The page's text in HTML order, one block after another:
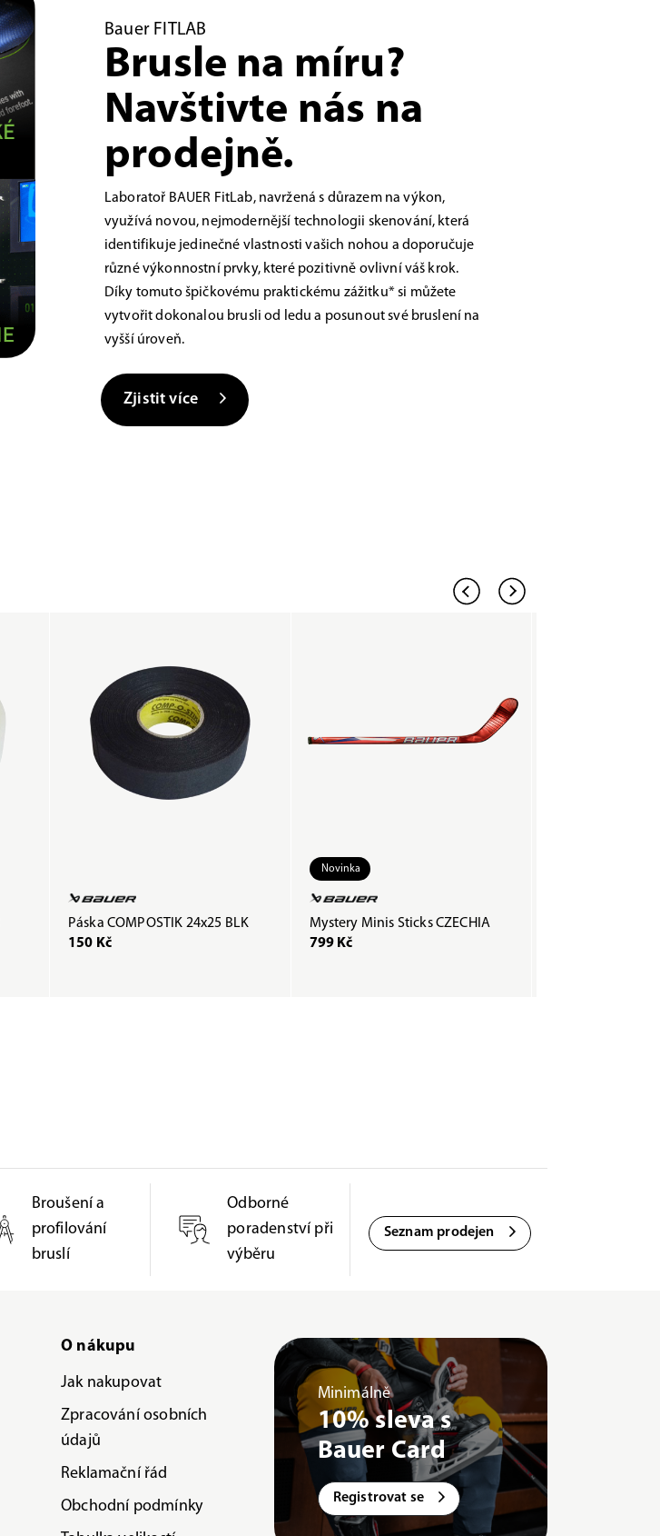
Bauer FITLAB
Brusle na míru?
Navštivte nás na
prodejně.
Laboratoř BAUER FitLab, navržená s důrazem na výkon,
využívá novou, nejmodernější technologii skenování, která
identifikuje jedinečné vlastnosti vašich nohou a doporučuje
různé výkonnostní prvky, které pozitivně ovlivní váš krok.
Díky tomuto špičkovému praktickému zážitku* si můžete
vytvořit dokonalou brusli od ledu a posunout své bruslení na
vyšší úroveň.
Zjistit více
Páska COMPOSTIK 24x25 BLK
150 Kč
Novinka
Mystery Minis Sticks CZECHIA
799 Kč
Broušení a
profilování
bruslí
Odborné
poradenství při
výběru
Seznam prodejen
O nákupu
Jak nakupovat
Zpracování osobních
údajů
Reklamační řád
Obchodní podmínky
Minimálně
10% sleva s
Bauer Card
Registrovat se